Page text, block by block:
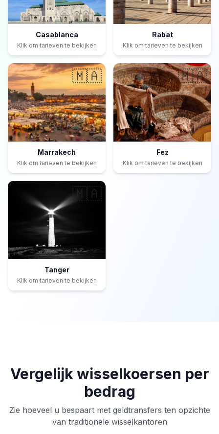
Casablanca
Klik om tarieven te bekijken
Rabat
Klik om tarieven te bekijken
🇲🇦
Marrakech
Klik om tarieven te bekijken
🇲🇦
Fez
Klik om tarieven te bekijken
🇲🇦
Tanger
Klik om tarieven te bekijken
Vergelijk wisselkoersen per
bedrag
Zie hoeveel u bespaart met geldtransfers ten opzichte
van traditionele wisselkantoren